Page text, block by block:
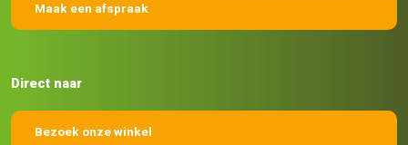
Maak een afspraak
Direct naar
Bezoek onze winkel